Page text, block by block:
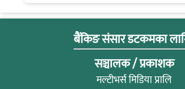
बैंकिङ संसार डटकमका
सञ्चालक / प्रकाशक
मल्टीभर्स मिडिया प्रालि